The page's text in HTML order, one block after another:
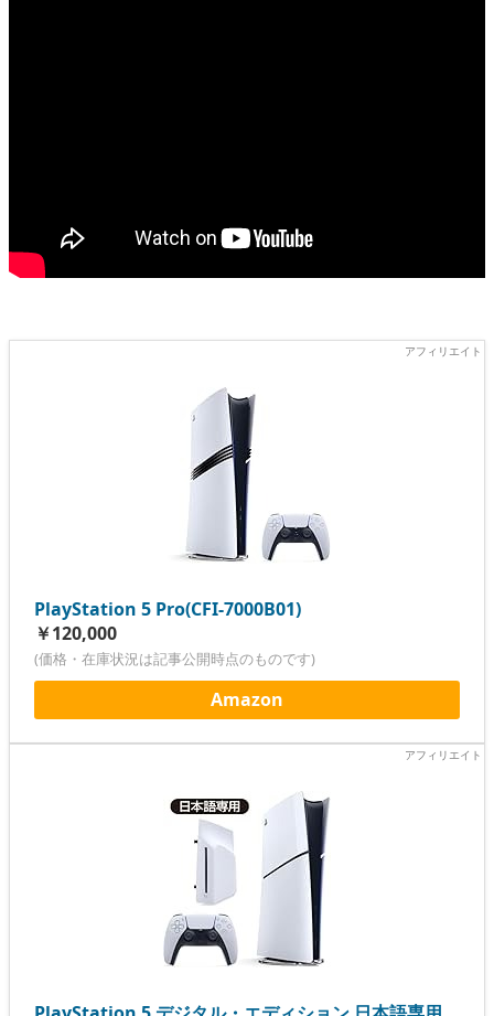
PlayStation 5 Pro(CFI-7000B01)
￥120,000
(価格・在庫状況は記事公開時点のものです)
Amazon